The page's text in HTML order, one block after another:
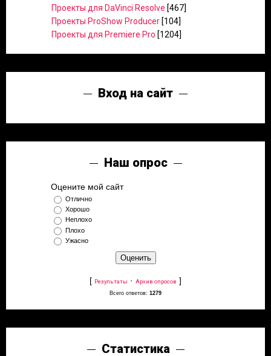
Проекты для DaVinci Resolve [467]
Проекты ProShow Producer [104]
Проекты для Premiere Pro [1204]
Вход на сайт
Наш опрос
Оцените мой сайт
Отлично
Хорошо
Неплохо
Плохо
Ужасно
[ Результаты · Архив опросов ]
Всего ответов: 1279
Статистика